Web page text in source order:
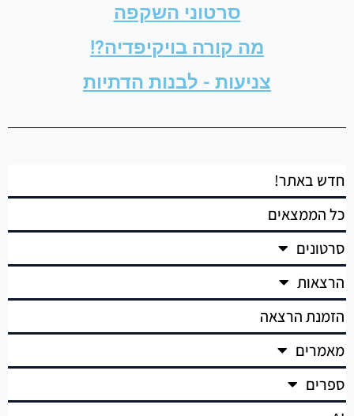
סרטוני השקפה
מה קורה בויקיפדיה?!
צניעות - לבנות הדתיות
חדש באתר!
כל הממצאים
סרטונים
הרצאות
הזמנת הרצאה
מאמרים
ספרים